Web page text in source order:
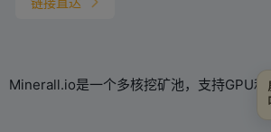
Minerall.io是一个多核挖矿池，支持GPU和